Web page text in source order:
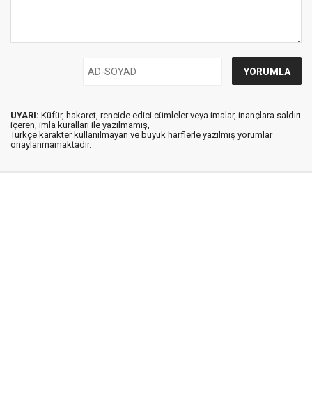
UYARI: Küfür, hakaret, rencide edici cümleler veya imalar, inançlara saldırı
içeren, imla kuralları ile yazılmamış,
Türkçe karakter kullanılmayan ve büyük harflerle yazılmış yorumlar
onaylanmamaktadır.